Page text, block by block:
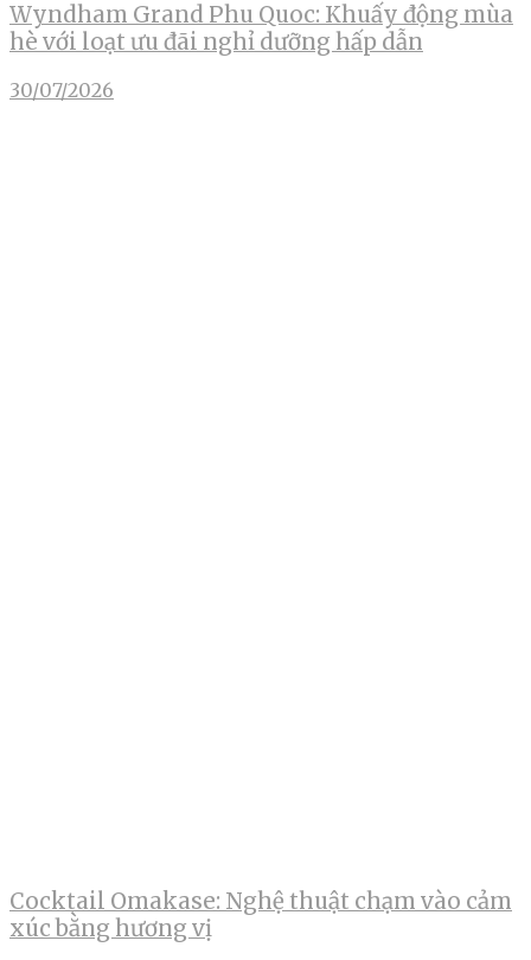
Wyndham Grand Phu Quoc: Khuấy động mùa
hè với loạt ưu đãi nghỉ dưỡng hấp dẫn
30/07/2026
Cocktail Omakase: Nghệ thuật chạm vào cảm
xúc bằng hương vị